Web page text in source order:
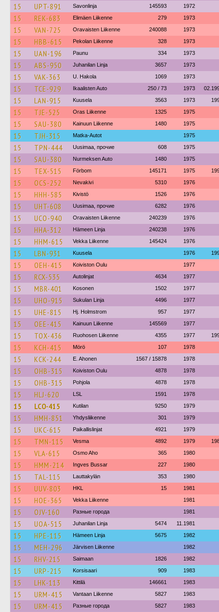
15 UPT-891 Savonlinja 145593 1972
15 REK-683 Elimäen Liikenne 279 1973
15 VAN-725 Oravaisten Liikenne 240088 1973
15 HBB-615 Pekolan Liikenne 328 1973
15 UAN-196 Paunu 334 1973
15 ABS-950 Juhanilan Linja 3657 1973
15 VAK-363 U. Hakola 1069 1973
15 TCE-929 Ikaalisten Auto 250 / 73 1973
15 LAN-915 Kuusela 3563 1973
15 TJE-525 Oras Liikenne 1325 1975
15 SAU-380 Kainuun Liikenne 1480 1975
15 TJH-315 Matka-Autot 1975
15 TPN-444 Uusimaa, прочие 608 1975
15 SAU-380 Nurmeksen Auto 1480 1975
15 TEX-515 Förbom 145171 1975
15 OCS-252 Nevakivi 5310 1976
15 HHH-585 Kivistö 1526 1976
15 UHT-608 Uusimaa, прочие 6282 1976
15 UCO-940 Oravaisten Liikenne 240239 1976
15 HHA-312 Hämeen Linja 240238 1976
15 HHM-615 Vekka Liikenne 145424 1976
15 LBN-931 Kuusela 1976
15 OEH-415 Koiviston Oulu 1977
15 RCX-535 Autolinjat 4634 1977
15 MBR-401 Kosonen 1502 1977
15 UHO-915 Sukulan Linja 4496 1977
15 UHE-815 Hj. Holmstrom 957 1977
15 OEE-415 Kainuun Liikenne 145569 1977
15 TOX-436 Ruohosen Liikenne 4355 1977
15 KCH-415 Mörö 107 1978
15 KCK-244 E. Ahonen 1567 / 15878 1978
15 OHB-315 Koiviston Oulu 4878 1978
15 OHB-315 Pohjola 4878 1978
15 HLJ-620 LSL 1591 1978
15 LCO-415 Kutilan 9250 1979
15 HMH-851 Yhdysliikenne 301 1979
15 UKC-615 Paikallislinjat 4921 1979
15 TMN-115 Vesma 4892 1979
15 VLA-615 Osmo Aho 365 1980
15 HMM-214 Ingves Bussar 227 1980
15 TAL-115 Lauttakylän 353 1980
15 UUV-803 HKL 15 1981
15 HOE-365 Vekka Liikenne 1981
15 OJV-160 Разные города 1981
15 UOA-515 Juhanilan Linja 5474 11.1981
15 HPE-115 Hämeen Linja 5675 1982
15 MEH-296 Järvisen Liikenne 1982
15 RHV-215 Saimaan 1826 1982
15 URP-215 Korsisaari 909 1983
15 LHK-113 Kittilä 146661 1983
15 URM-415 Vantaan Liikenne 5827 1983
15 URM-415 Разные города 5827 1983